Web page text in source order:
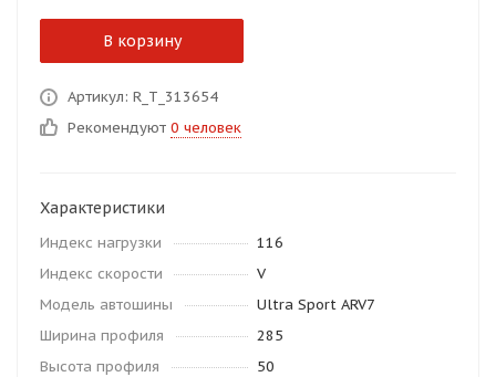
В корзину
Артикул: R_T_313654
Рекомендуют 0 человек
Характеристики
Индекс нагрузки
116
Индекс скорости
V
Модель автошины
Ultra Sport ARV7
Ширина профиля
285
Высота профиля
50
списыватьсяс вашей карты
25%каждые 2 недели
Остались вопросы?
8 800 302-02-51